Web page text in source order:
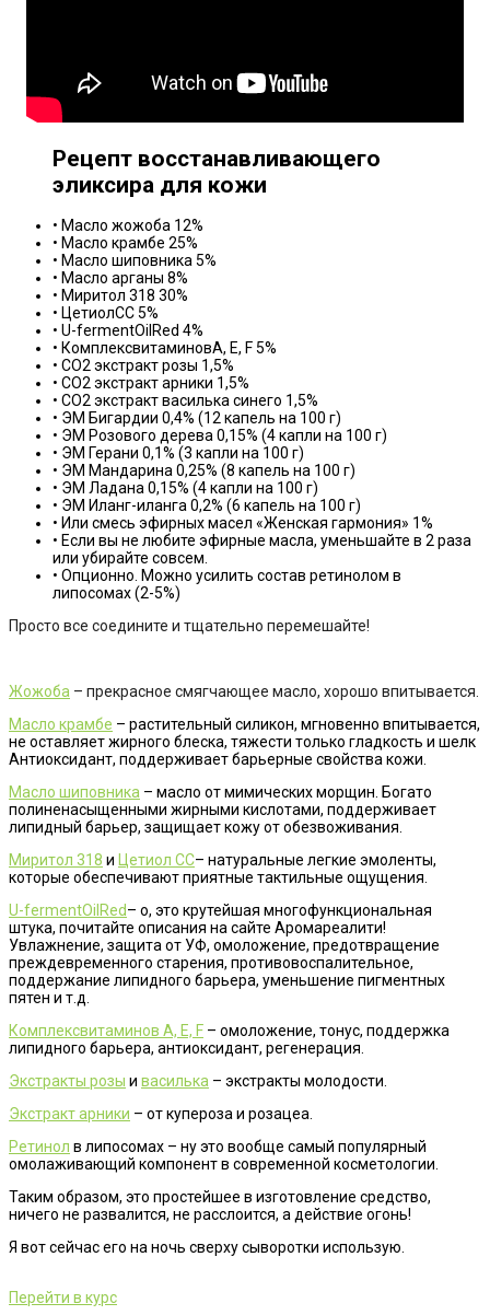
Рецепт восстанавливающего
эликсира для кожи
• Масло жожоба 12%
• Масло крамбе 25%
• Масло шиповника 5%
• Масло арганы 8%
• Миритол 318 30%
• ЦетиолСС 5%
• U-fermentOilRed 4%
• КомплексвитаминовА, Е, F 5%
• СО2 экстракт розы 1,5%
• СО2 экстракт арники 1,5%
• СО2 экстракт василька синего 1,5%
• ЭМ Бигардии 0,4% (12 капель на 100 г)
• ЭМ Розового дерева 0,15% (4 капли на 100 г)
• ЭМ Герани 0,1% (3 капли на 100 г)
• ЭМ Мандарина 0,25% (8 капель на 100 г)
• ЭМ Ладана 0,15% (4 капли на 100 г)
• ЭМ Иланг-иланга 0,2% (6 капель на 100 г)
• Или смесь эфирных масел «Женская гармония» 1%
• Если вы не любите эфирные масла, уменьшайте в 2 раза
или убирайте совсем.
• Опционно. Можно усилить состав ретинолом в
липосомах (2-5%)
Просто все соедините и тщательно перемешайте!
Жожоба – прекрасное смягчающее масло, хорошо впитывается.
Масло крамбе – растительный силикон, мгновенно впитывается,
не оставляет жирного блеска, тяжести только гладкость и шелк
Антиоксидант, поддерживает барьерные свойства кожи.
Масло шиповника – масло от мимических морщин. Богато
полиненасыщенными жирными кислотами, поддерживает
липидный барьер, защищает кожу от обезвоживания.
Миритол 318 и Цетиол СС– натуральные легкие эмоленты,
которые обеспечивают приятные тактильные ощущения.
U-fermentOilRed– о, это крутейшая многофункциональная
штука, почитайте описания на сайте Аромареалити!
Увлажнение, защита от УФ, омоложение, предотвращение
преждевременного старения, противовоспалительное,
поддержание липидного барьера, уменьшение пигментных
пятен и т.д.
Комплексвитаминов А, Е, F – омоложение, тонус, поддержка
липидного барьера, антиоксидант, регенерация.
Экстракты розы и василька – экстракты молодости.
Экстракт арники – от купероза и розацеа.
Ретинол в липосомах – ну это вообще самый популярный
омолаживающий компонент в современной косметологии.
Таким образом, это простейшее в изготовление средство,
ничего не развалится, не расслоится, а действие огонь!
Я вот сейчас его на ночь сверху сыворотки использую.
Перейти в курс